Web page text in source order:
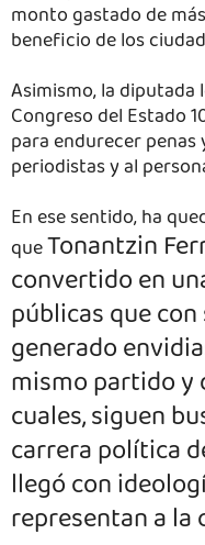
monto gastado de
beneficio de los
Asimismo, la
Congreso del Estado
para endurecer
periodistas y al
En ese sentido, ha
queTonantzin
convertido en
públicas que
generado
mismo partido y
cuales, siguen
carrera política
llegó con
representan a